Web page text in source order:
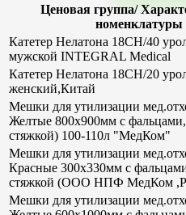
Ценовая группа/
номенклатуры
Катетер Нелатона 18CH/40
мужской INTEGRAL Medical
Катетер Нелатона 18CH/20
женский,Китай
Мешки для утилизации
Желтые 800х900мм с
стяжкой) 100-110л "МедКом"
Мешки для утилизации
Красные 300х330мм с
стяжкой (ООО НПФ МедКом
Мешки для утилизации